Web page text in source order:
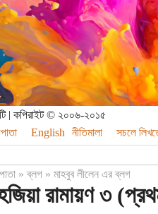
| কপিরাইট © ২০০৬-২০১৫
English নীতিমালা সচলে
»ব্লগ» মাহবুব লীলেন এর ব্লগ
রামায়ণ ৩